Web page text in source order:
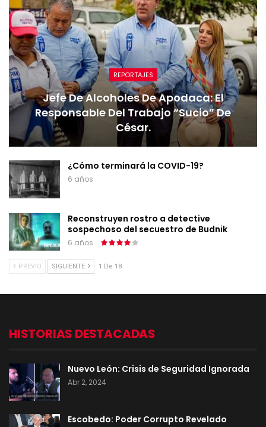
REPORTAJES
Jefe De Alcoholes De Apodaca: El
Responsable Del Trabajo “sucio” De
César.
¿Cómo terminará la COVID-19?
6 años
Reconstruyen rostro a detective
sospechoso del secuestro de Budnik
6 años
PREVIO SIGUIENTE 1 De 18
HISTORIAS DESTACADAS
Nuevo León: Crisis de Seguridad Ignorada
Abr 2, 2024
Escobedo: Poder Corrupto Revelado